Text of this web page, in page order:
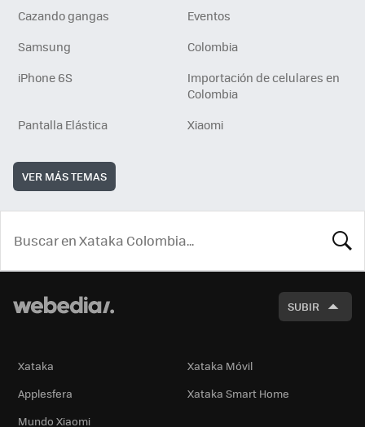
Cazando gangas
Eventos
Samsung
Colombia
iPhone 6S
Importación de celulares en
Colombia
Pantalla Elástica
Xiaomi
VER MÁS TEMAS
SUBIR
Xataka
Xataka Móvil
Applesfera
Xataka Smart Home
Mundo Xiaomi